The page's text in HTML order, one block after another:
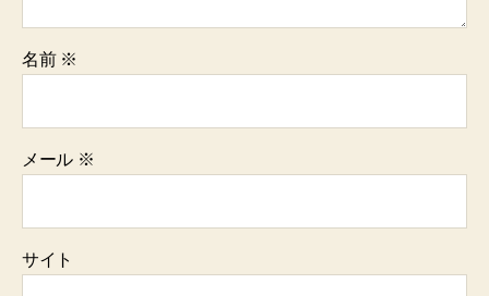
名前 ※
メール ※
サイト